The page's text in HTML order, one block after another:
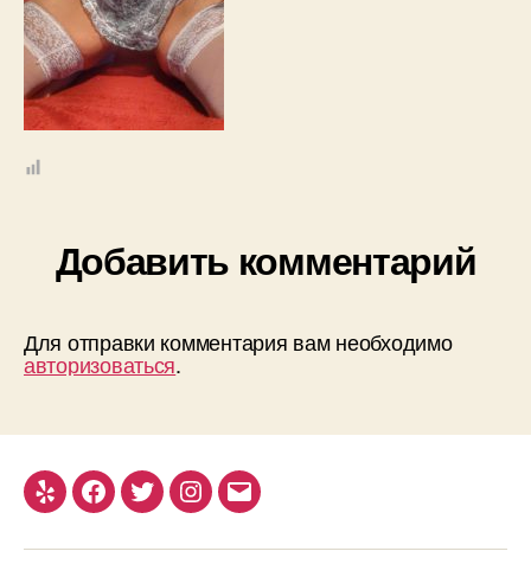
Добавить комментарий
Для отправки комментария вам необходимо
авторизоваться.
Yelp Facebook
TwitterInstagram
Email